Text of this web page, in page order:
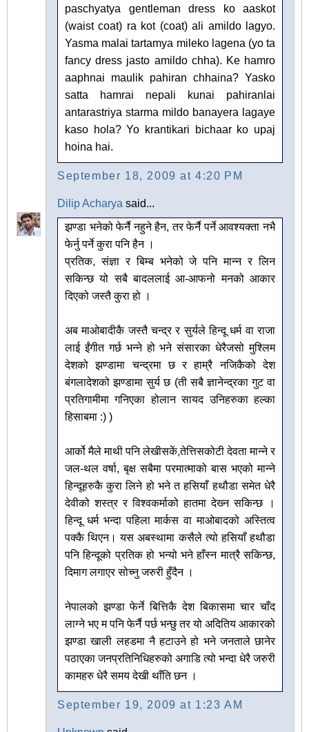
paschyatya gentleman dress ko aaskot
(waist coat) ra kot (coat) ali amildo lagyo.
Yasma malai tartamya mileko lagena (yo ta
fancy dress jasto amildo chha). Ke hamro
aaphnai maulik pahiran chhaina? Yasko
satta hamrai nepali kunai pahiranlai
antarastriya starma mildo banayera lagaye
kaso hola? Yo krantikari bichaar ko upaj
hoina hai.
September 18, 2009 at 4:20 PM
Dilip Acharya said...
झण्डा भनेको फेर्नै नहुने हैन, तर फेर्नै पर्ने आवश्यक्ता नभै
फेर्नु पर्ने कुरा पनि हैन ।
प्रतिक, संज्ञा र बिम्ब भनेको जे पनि मान्न र लिन
सकिन्छ यो सबै बादललाई आ-आफनो मनको आकार
दिएको जस्तै कुरा हो ।
अब माओबादीकै जस्तै चन्द्र र सुर्यले हिन्दू धर्म वा राजा
लाई ईंगीत गर्छ भन्ने हो भने संसारका धेरैजसो मुश्लिम
देशको झण्डामा चन्द्रमा छ र हाम्रै नजिकैको देश
बंगलादेशको झण्डामा सुर्य छ (ती सबै ज्ञानेन्द्रका गुट वा
प्रतिगामीमा गनिएका होलान सायद उनिहरुका हल्का
हिसाबमा :) )
आर्को मैले माथी पनि लेखीसकें,तेत्तिसकोटी देवता मान्ने र
जल-थल वर्षा, बृक्ष सबैमा परमात्माको बास भएको मान्ने
हिन्दूहरुकै कुरा लिने हो भने त हसियाँ हथौडा समेत धेरै
देवीको शस्त्र र विश्वकर्माको हातमा देख्‍न सकिन्छ ।
हिन्दू धर्म भन्दा पहिला मार्कस वा माओबादको अस्तित्व
पक्कै थिएन। यस अबस्थामा कसैले त्यो हसियाँ हथौडा
पनि हिन्दूको प्रतिक हो भन्यो भने हाँस्न मात्रै सकिन्छ,
दिमाग लगाएर सोच्नु जरुरी हुँदैन ।
नेपालको झण्डा फेर्ने बित्तिकै देश बिकासमा चार चाँद
लाग्ने भए म पनि फेर्नै पर्छ भन्छु तर यो अदितिय आकारको
झण्डा खाली लहडमा नै हटाउने हो भने जनताले छानेर
पठाएका जनप्रतिनिधिहरुको अगाडि त्यो भन्दा धेरै जरुरी
कामहरु धेरै समय देखी थाँति छन ।
September 19, 2009 at 1:23 AM